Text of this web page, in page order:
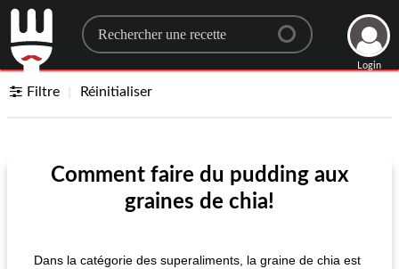
Search for a recipe
Login
Filtre Réinitialiser
Comment faire du pudding aux
graines de chia!
Dans la catégorie des superaliments, la graine de chia est